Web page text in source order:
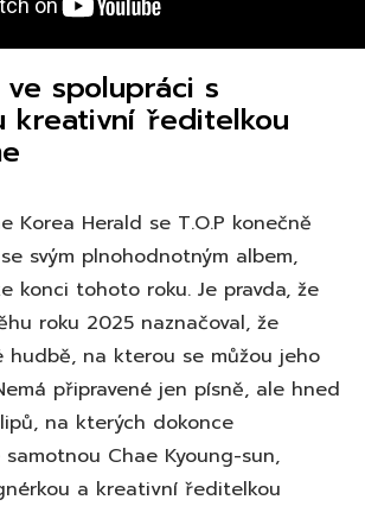
spolupráci s
kreativní ředitelkou
Korea Herald se T.O.P konečně
svým plnohodnotným albem,
konci tohoto roku. Je pravda, že
roku 2025 naznačoval, že
hudbě, na kterou se můžou jeho
připravené jen písně, ale hned
na kterých dokonce
Chae Kyoung-sun,
a kreativní ředitelkou